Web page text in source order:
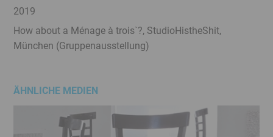
2019
How about a Ménage à trois`?, StudioHistheShit,
München (Gruppenausstellung)
ÄHNLICHE MEDIEN